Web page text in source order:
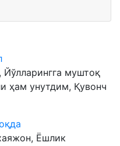
Йўлларингга муштоқ
ҳам унутдим, Қувонч
Ёшлик